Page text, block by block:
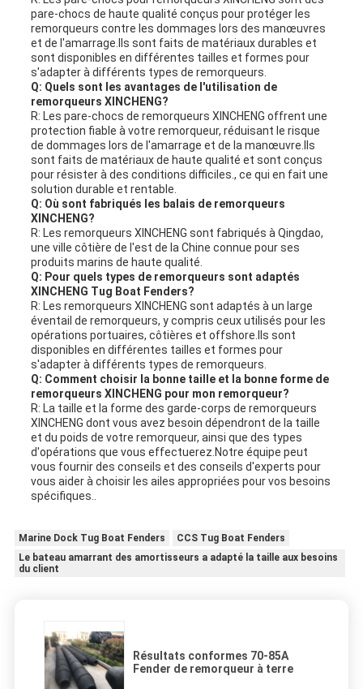
pare-chocs de haute qualité conçus pour protéger les
remorqueurs contre les dommages lors des manœuvres
et de l'amarrage.Ils sont faits de matériaux durables et
sont disponibles en différentes tailles et formes pour
s'adapter à différents types de remorqueurs.
Q: Quels sont les avantages de l'utilisation de
remorqueurs XINCHENG?
R: Les pare-chocs de remorqueurs XINCHENG offrent une
protection fiable à votre remorqueur, réduisant le risque
de dommages lors de l'amarrage et de la manœuvre.Ils
sont faits de matériaux de haute qualité et sont conçus
pour résister à des conditions difficiles., ce qui en fait une
solution durable et rentable.
Q: Où sont fabriqués les balais de remorqueurs
XINCHENG?
R: Les remorqueurs XINCHENG sont fabriqués à Qingdao,
une ville côtière de l'est de la Chine connue pour ses
produits marins de haute qualité.
Q: Pour quels types de remorqueurs sont adaptés
XINCHENG Tug Boat Fenders?
R: Les remorqueurs XINCHENG sont adaptés à un large
éventail de remorqueurs, y compris ceux utilisés pour les
opérations portuaires, côtières et offshore.Ils sont
disponibles en différentes tailles et formes pour
s'adapter à différents types de remorqueurs.
Q: Comment choisir la bonne taille et la bonne forme de
remorqueurs XINCHENG pour mon remorqueur?
R: La taille et la forme des garde-corps de remorqueurs
XINCHENG dont vous avez besoin dépendront de la taille
et du poids de votre remorqueur, ainsi que des types
d'opérations que vous effectuerez.Notre équipe peut
vous fournir des conseils et des conseils d'experts pour
vous aider à choisir les ailes appropriées pour vos besoins
spécifiques..
Marine Dock Tug Boat Fenders
CCS Tug Boat Fenders
Le bateau amarrant des amortisseurs a adapté la taille aux besoins
du client
Résultats conformes 70-85A
Fender de remorqueur à terre